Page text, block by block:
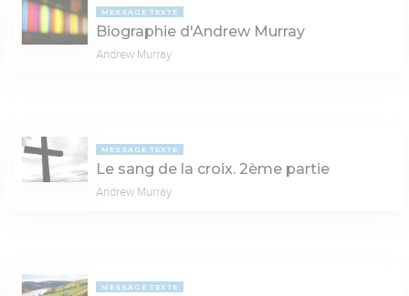
MESSAGE TEXTE
Biographie d'Andrew Murray
Andrew Murray
MESSAGE TEXTE
Le sang de la croix. 2ème partie
Andrew Murray
MESSAGE TEXTE